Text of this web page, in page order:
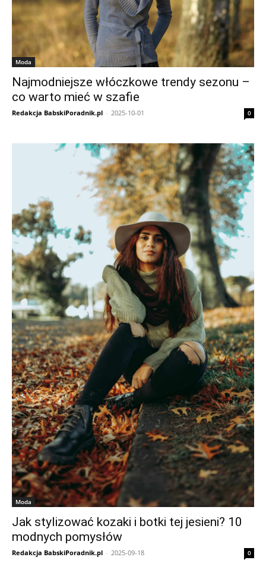
Moda
Najmodniejsze włóczkowe trendy sezonu –
co warto mieć w szafie
Redakcja BabskiPoradnik.pl - 2025-10-01 0
Moda
Jak stylizować kozaki i botki tej jesieni? 10
modnych pomysłów
Redakcja BabskiPoradnik.pl - 2025-09-18 0